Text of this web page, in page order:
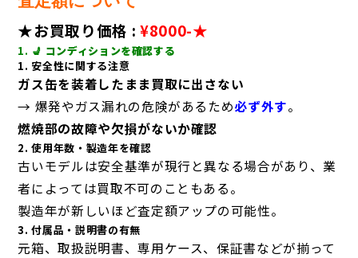
★お買取り価格 : ¥8000-★
1. 💺 コンディションを確認する
1. 安全性に関する注意
ガス缶を装着したまま買取に出さない
→ 爆発やガス漏れの危険があるため必ず外す。
燃焼部の故障や欠損がないか確認
2. 使用年数・製造年を確認
古いモデルは安全基準が現行と異なる場合があり、業
者によっては買取不可のこともある。
製造年が新しいほど査定額アップの可能性。
3. 付属品・説明書の有無
元箱、取扱説明書、専用ケース、保証書などが揃って